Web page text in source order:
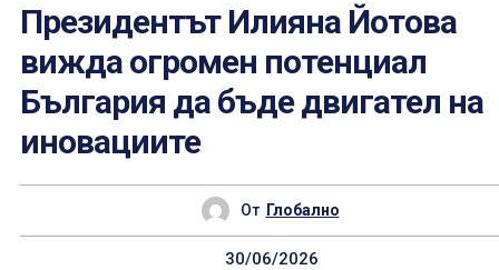
Президентът Илияна Йотова
вижда огромен потенциал
България да бъде двигател на
иновациите
От Глобално
30/06/2026